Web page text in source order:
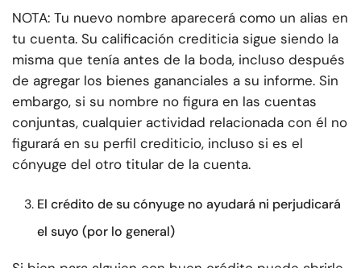
NOTA: Tu nuevo nombre aparecerá como un alias en
tu cuenta. Su calificación crediticia sigue siendo la
misma que tenía antes de la boda, incluso después
de agregar los bienes gananciales a su informe. Sin
embargo, si su nombre no figura en las cuentas
conjuntas, cualquier actividad relacionada con él no
figurará en su perfil crediticio, incluso si es el
cónyuge del otro titular de la cuenta.
El crédito de su cónyuge no ayudará ni perjudicará
el suyo (por lo general)